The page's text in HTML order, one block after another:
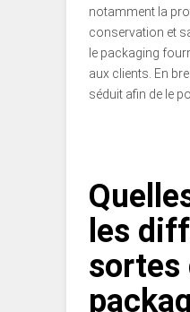
notamment la
conservation et
le packaging
aux clients. En
séduit afin de le
les
sortes